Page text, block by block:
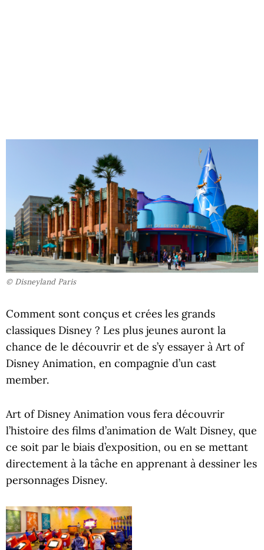
© Disneyland Paris
Comment sont conçus et crées les grands
classiques Disney ? Les plus jeunes auront la
chance de le découvrir et de s’y essayer à Art of
Disney Animation, en compagnie d’un cast
member.
Art of Disney Animation vous fera découvrir
l’histoire des films d’animation de Walt Disney, que
ce soit par le biais d’exposition, ou en se mettant
directement à la tâche en apprenant à dessiner les
personnages Disney.